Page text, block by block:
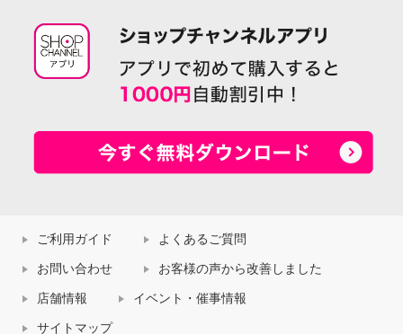
ご利用ガイド よくあるご質問
お問い合わせ お客様の声から改善しました
店舗情報 イベント・催事情報
サイトマップ